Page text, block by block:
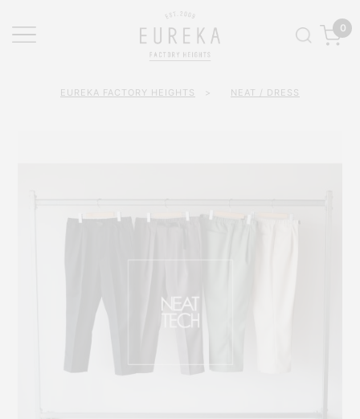
0
EUREKA FACTORY HEIGHTS > NEAT / DRESS